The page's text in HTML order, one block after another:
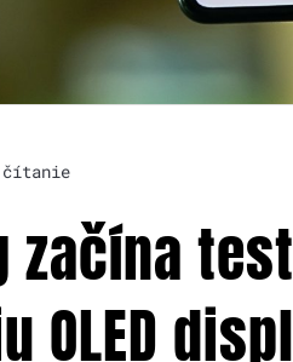
čítanie
začína
OLED